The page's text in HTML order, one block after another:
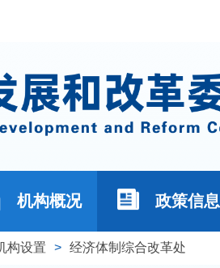
机构概况 政策信息
构设置 > 经济体制综合改革处